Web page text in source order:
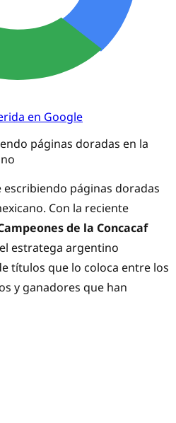
en Google
páginas doradas en la
escribiendo páginas doradas
Con la reciente
de la Concacaf
estratega argentino
títulos que lo coloca entre los
y ganadores que han